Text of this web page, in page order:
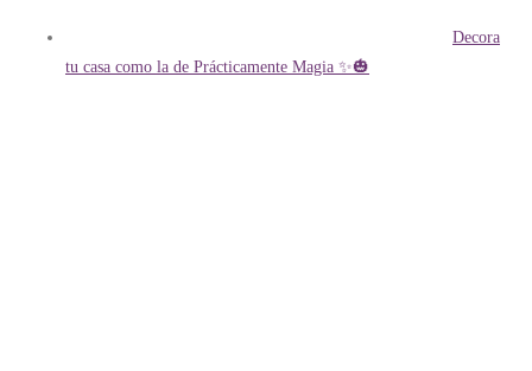
Decora
tu casa como la de Prácticamente Magia ✨🎃